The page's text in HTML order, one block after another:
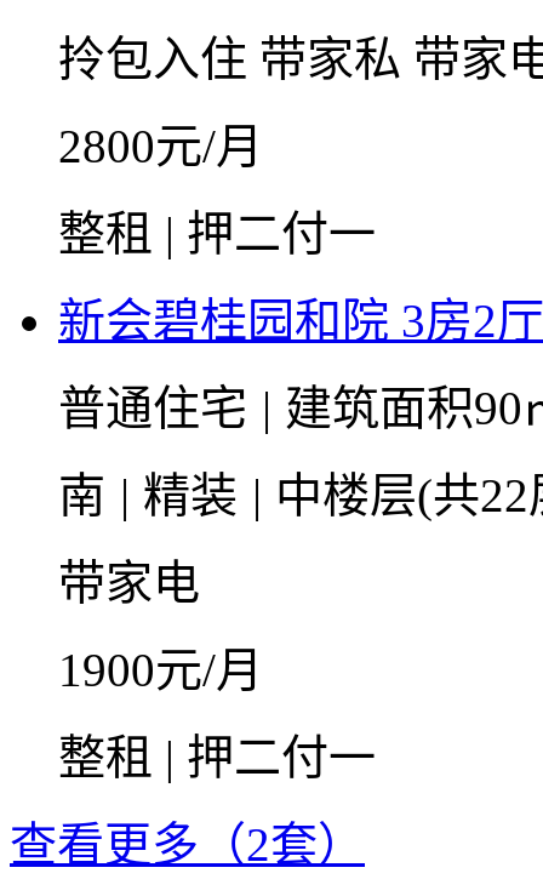
拎包入住 带家私 带家
2800元/月
整租 | 押二付一
新会碧桂园和院 3房2
普通住宅 | 建筑面积
南 | 精装 | 中楼层(共
带家电
1900元/月
整租 | 押二付一
查看更多（2套）